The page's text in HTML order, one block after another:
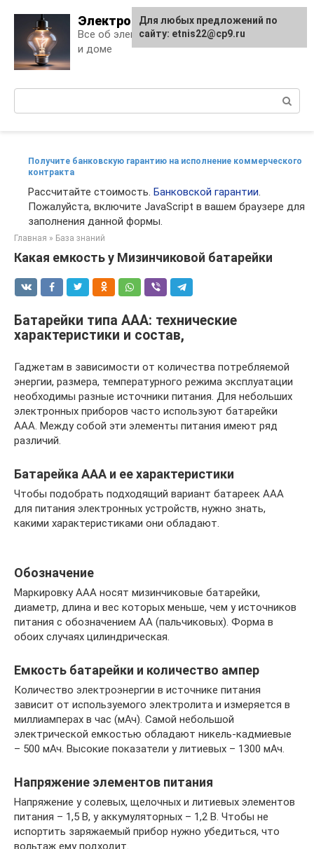
content
Электро Дело
Все об электричестве в квартире
и доме
Получите банковскую гарантию на исполнение коммерческого
контракта
Рассчитайте стоимость. Банковской гарантии.
Пожалуйста, включите JavaScript в вашем браузере для
заполнения данной формы.
Главная » База знаний
Какая емкость у Мизинчиковой батарейки
Батарейки типа ААА: технические
характеристики и состав,
Гаджетам в зависимости от количества потребляемой
энергии, размера, температурного режима эксплуатации
необходимы разные источники питания. Для небольших
электронных приборов часто используют батарейки
ААА. Между собой эти элементы питания имеют ряд
различий.
Батарейка ААА и ее характеристики
Чтобы подобрать подходящий вариант батареек ААА
для питания электронных устройств, нужно знать,
какими характеристиками они обладают.
Обозначение
Маркировку ААА носят мизинчиковые батарейки,
диаметр, длина и вес которых меньше, чем у источников
питания с обозначением АА (пальчиковых). Форма в
обоих случаях цилиндрическая.
Емкость батарейки и количество ампер
Количество электроэнергии в источнике питания
зависит от используемого электролита и измеряется в
миллиамперах в час (мАч). Самой небольшой
электрической емкостью обладают никель-кадмиевые
– 500 мАч. Высокие показатели у литиевых – 1300 мАч.
Напряжение элементов питания
Напряжение у солевых, щелочных и литиевых элементов
питания – 1,5 В, у аккумуляторных – 1,2 В. Чтобы не
испортить заряжаемый прибор нужно убедиться, что
вольтаж ему подходит.
Для любых предложений по
сайту: etnis22@cp9.ru